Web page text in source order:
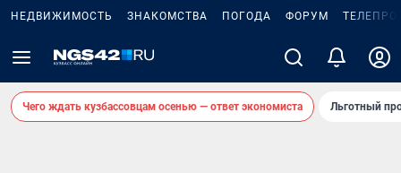
НЕДВИЖИМОСТЬ ЗНАКОМСТВА ПОГОДА ФОРУМ
Чего ждать кузбассовцам осенью — ответ экономиста Льготный